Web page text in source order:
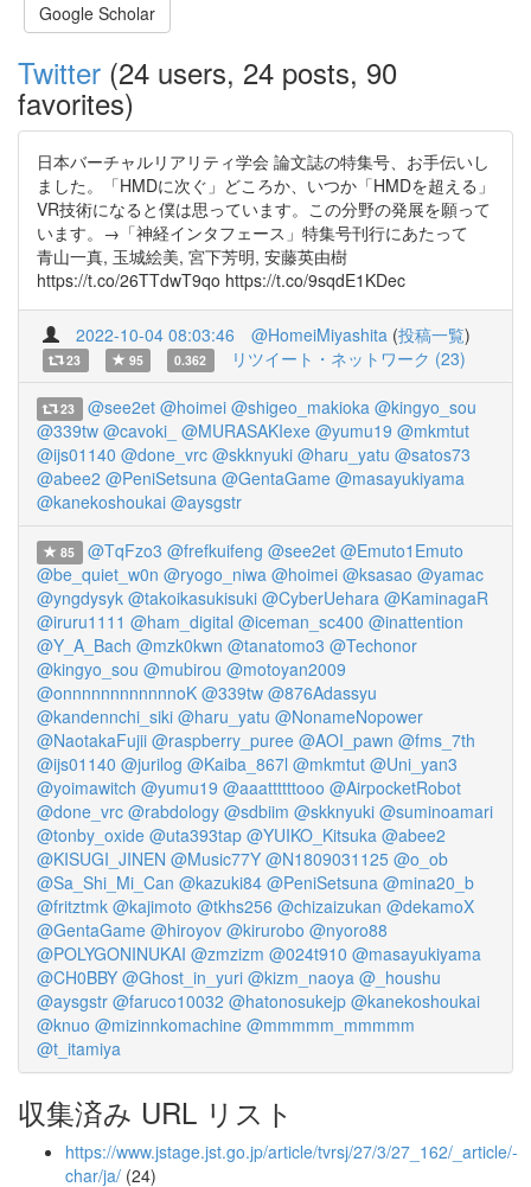
Google Scholar
Twitter (24 users, 24 posts, 90
favorites)
日本バーチャルリアリティ学会 論文誌の特集号、お手伝いし
ました。「HMDに次ぐ」どころか、いつか「HMDを超える」
VR技術になると僕は思っています。この分野の発展を願って
います。→「神経インタフェース」特集号刊行にあたって
青山一真, 玉城絵美, 宮下芳明, 安藤英由樹
https://t.co/26TTdwT9qo https://t.co/9sqdE1KDec
2022-10-04 08:03:46 @HomeiMiyashita (投稿一覧)
23 95 0.362 リツイート・ネットワーク (23)
23 @see2et @hoimei @shigeo_makioka @kingyo_sou
@339tw @cavoki_ @MURASAKIexe @yumu19 @mkmtut
@ijs01140 @done_vrc @skknyuki @haru_yatu @satos73
@abee2 @PeniSetsuna @GentaGame @masayukiyama
@kanekoshoukai @aysgstr
85 @TqFzo3 @frefkuifeng @see2et @Emuto1Emuto
@be_quiet_w0n @ryogo_niwa @hoimei @ksasao @yamac
@yngdysyk @takoikasukisuki @CyberUehara @KaminagaR
@iruru1111 @ham_digital @iceman_sc400 @inattention
@Y_A_Bach @mzk0kwn @tanatomo3 @Techonor
@kingyo_sou @mubirou @motoyan2009
@onnnnnnnnnnnnoK @339tw @876Adassyu
@kandennchi_siki @haru_yatu @NonameNopower
@NaotakaFujii @raspberry_puree @AOI_pawn @fms_7th
@ijs01140 @jurilog @Kaiba_867l @mkmtut @Uni_yan3
@yoimawitch @yumu19 @aaattttttooo @AirpocketRobot
@done_vrc @rabdology @sdbiim @skknyuki @suminoamari
@tonby_oxide @uta393tap @YUIKO_Kitsuka @abee2
@KISUGI_JINEN @Music77Y @N1809031125 @o_ob
@Sa_Shi_Mi_Can @kazuki84 @PeniSetsuna @mina20_b
@fritztmk @kajimoto @tkhs256 @chizaizukan @dekamoX
@GentaGame @hiroyov @kirurobo @nyoro88
@POLYGONINUKAI @zmzizm @024t910 @masayukiyama
@CH0BBY @Ghost_in_yuri @kizm_naoya @_houshu
@aysgstr @faruco10032 @hatonosukejp @kanekoshoukai
@knuo @mizinnkomachine @mmmmm_mmmmm
@t_itamiya
収集済み URL リスト
https://www.jstage.jst.go.jp/article/tvrsj/27/3/27_162/_article/-
char/ja/ (24)